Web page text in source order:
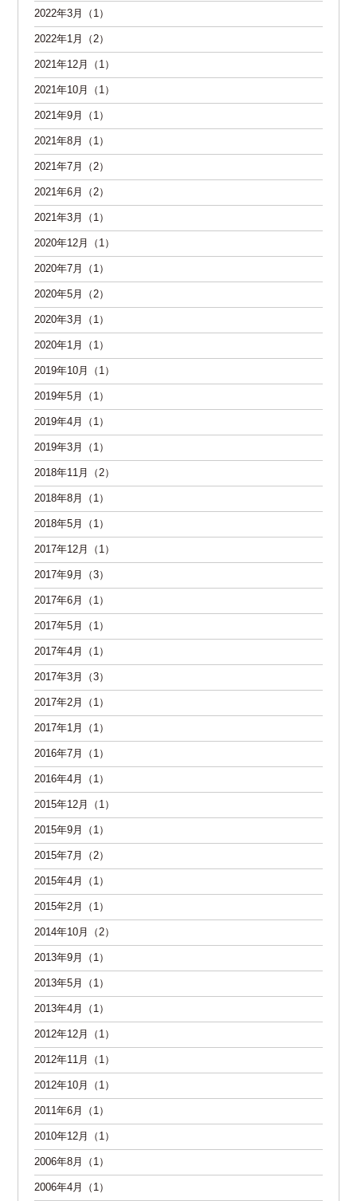
2022年3月（1）
2022年1月（2）
2021年12月（1）
2021年10月（1）
2021年9月（1）
2021年8月（1）
2021年7月（2）
2021年6月（2）
2021年3月（1）
2020年12月（1）
2020年7月（1）
2020年5月（2）
2020年3月（1）
2020年1月（1）
2019年10月（1）
2019年5月（1）
2019年4月（1）
2019年3月（1）
2018年11月（2）
2018年8月（1）
2018年5月（1）
2017年12月（1）
2017年9月（3）
2017年6月（1）
2017年5月（1）
2017年4月（1）
2017年3月（3）
2017年2月（1）
2017年1月（1）
2016年7月（1）
2016年4月（1）
2015年12月（1）
2015年9月（1）
2015年7月（2）
2015年4月（1）
2015年2月（1）
2014年10月（2）
2013年9月（1）
2013年5月（1）
2013年4月（1）
2012年12月（1）
2012年11月（1）
2012年10月（1）
2011年6月（1）
2010年12月（1）
2006年8月（1）
2006年4月（1）